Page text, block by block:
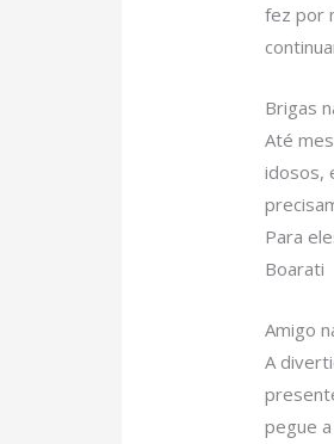
fez por
Brigas
Até
idosos,
Para
Boarati
Amigo
A
pegue